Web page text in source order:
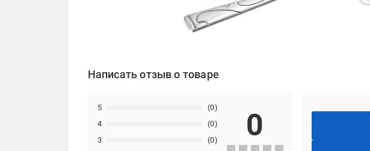
Написать отзыв о товаре
3 (0)
4 (0)
5 (0)
0